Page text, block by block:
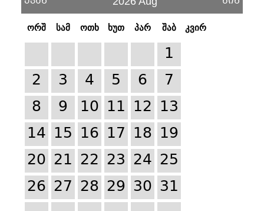
ორშ სამ ოთხ ხუთ პარ შაბ კვირ
1
2
3 4 5 6
7
8
9 10 11 12 13
14 15 16 17 18 19
20 21 22 23 24 25
26 27 28 29 30 31